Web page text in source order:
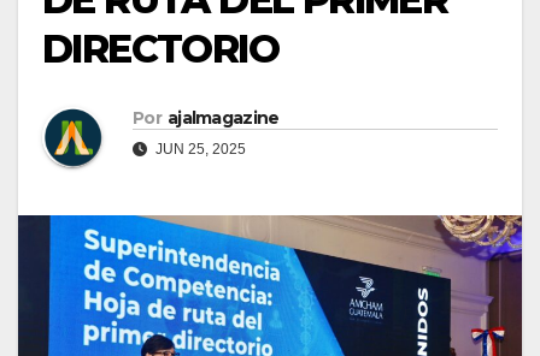
DIRECTORIO
Por ajalmagazine
JUN 25, 2025